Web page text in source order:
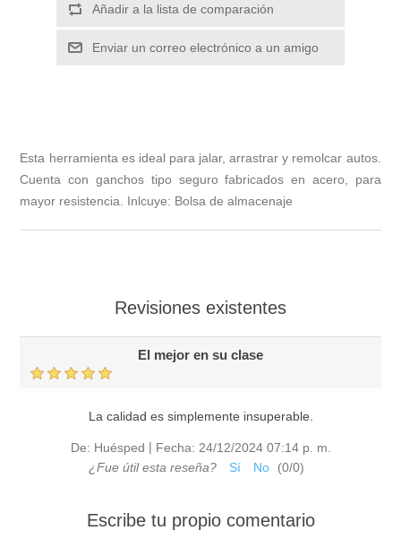
Añadir a la lista de comparación
Enviar un correo electrónico a un amigo
Esta herramienta es ideal para jalar, arrastrar y remolcar autos.
Cuenta con ganchos tipo seguro fabricados en acero, para
mayor resistencia. Inlcuye: Bolsa de almacenaje
Revisiones existentes
El mejor en su clase
La calidad es simplemente insuperable.
De: Huésped | Fecha: 24/12/2024 07:14 p. m.
¿Fue útil esta reseña?
Sí No (0/0)
Escribe tu propio comentario